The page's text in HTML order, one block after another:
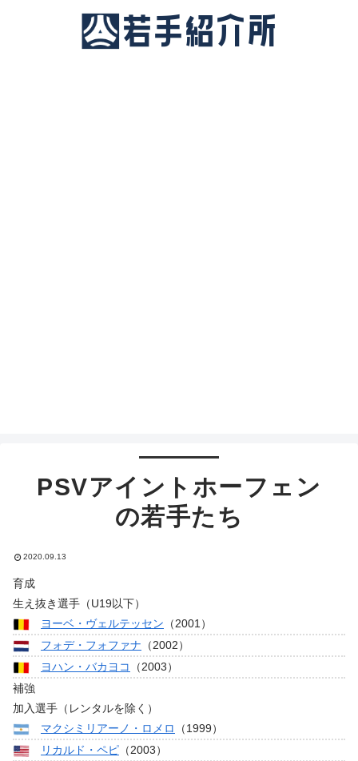
PSVアイントホーフェン
の若手たち
2020.09.13
育成
生え抜き選手（U19以下）
ヨーベ・ヴェルテッセン （2001）
フォデ・フォファナ （2002）
ヨハン・バカヨコ
（2003）
補強
加入選手（レンタルを除く）
マクシミリアーノ・ロメロ
（1999）
リカルド・ペピ （2003）